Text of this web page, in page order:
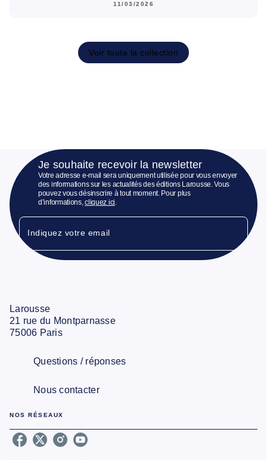
11/03/2026
Voir toute la collection
Je souhaite recevoir la newsletter
Votre adresse e-mail sera uniquement utilisée pour vous envoyer
des informations sur les actualités des éditions Larousse. Vous
pouvez vous désinscrire à tout moment. Pour plus
d’informations,cliquez ici.
Indiquez votre email
Larousse
21 rue du Montparnasse
75006 Paris
Questions / réponses
Nous contacter
NOS RÉSEAUX